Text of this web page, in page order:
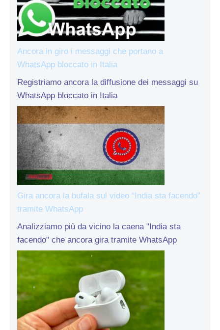
Ancora in giro i messaggi che portano a
WhatsApp bloccato in Italia
Registriamo ancora la diffusione dei messaggi su
WhatsApp bloccato in Italia
Gira ancora la bufala sul video “India sta facendo”
tramite WhatsApp
Analizziamo più da vicino la caena "India sta
facendo" che ancora gira tramite WhatsApp